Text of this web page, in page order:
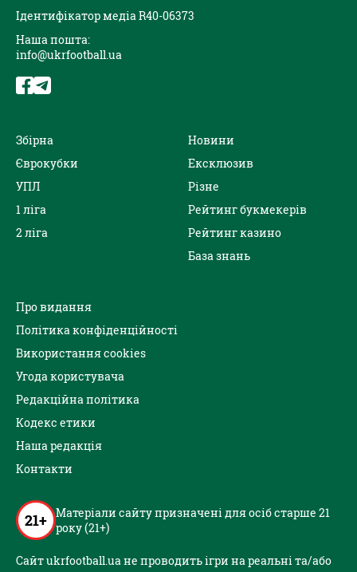
Ідентифікатор медіа R40-06373
Наша пошта:
info@ukrfootball.ua
Збірна
Єврокубки
УПЛ
1 ліга
2 ліга
Новини
Ексклюзив
Різне
Рейтинг букмекерів
Рейтинг казино
База знань
Про видання
Політика конфіденційності
Використання cookies
Угода користувача
Редакційна політика
Кодекс етики
Наша редакція
Контакти
21+ Матеріали сайту призначені для осіб старше 21
року (21+)
Сайт ukrfootball.ua не проводить ігри на реальні та/або